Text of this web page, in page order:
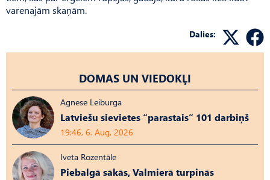
varenajām skaņām.
Dalies:
DOMAS UN VIEDOKĻI
Agnese Leiburga
Latviešu sievietes “parastais” 101 darbiņš
19:46, 6. Aug, 2026
Iveta Rozentāle
Piebalgā sākās, Valmierā turpinās